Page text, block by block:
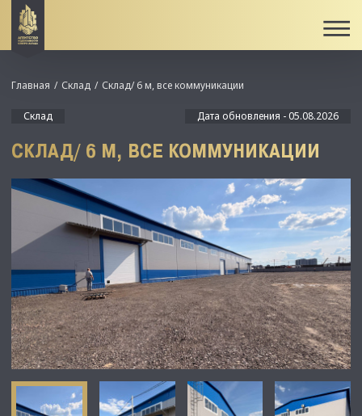
Главная Склад Склад/ 6 м, все коммуникации
Склад Дата обновления - 05.08.2026
СКЛАД/ 6 М, ВСЕ КОММУНИКАЦИИ